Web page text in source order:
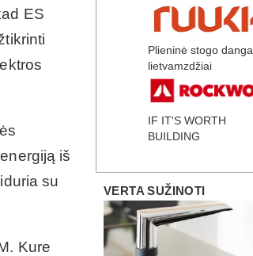
ES
iš
su
Kure
Plieninė stogo danga,
lietvamzdžiai
IF IT'S WORTH
BUILDING
VERTA SUŽINOTI